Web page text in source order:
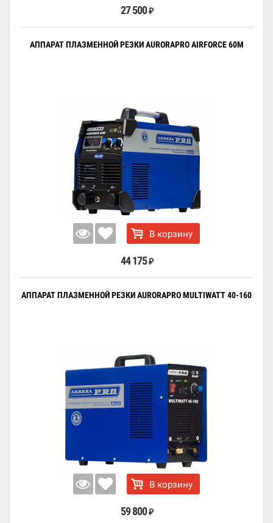
27 500 ₽
АППАРАТ ПЛАЗМЕННОЙ РЕЗКИ AURORAPRO AIRFORCE 60M
В корзину
44 175 ₽
АППАРАТ ПЛАЗМЕННОЙ РЕЗКИ AURORAPRO MULTIWATT 40-160
В корзину
59 800 ₽